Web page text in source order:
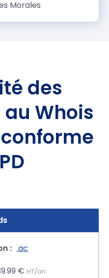
des
Whois
.ac
€ HT/an